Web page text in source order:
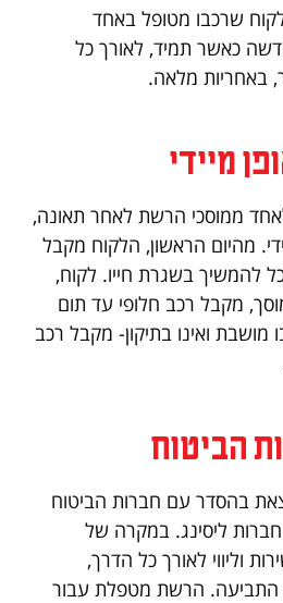
שרכבו מטופל באחד
כאשר תמיד, לאורך כל
באחריות מלאה.
מיידי
ממוסכי הרשת לאחר תאונה,
מהיום הראשון, הלקוח מקבל
להמשיך בשגרת חייו. לקוח,
מקבל רכב חלופי עד תום
מושבת ואינו בתיקון- מקבל רכב
הביטוח
בהסדר עם חברות הביטוח
הגדולות בארץ ועם 12 חברות ליסינג. במקרה של
וליווי לאורך כל הדרך,
התביעה. הרשת מטפלת עבור